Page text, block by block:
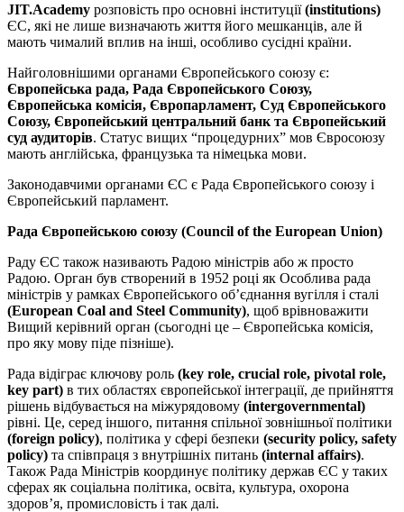
JIT.Academy розповість про основні інституції(institutions)
ЄС, які не лише визначають життя його мешканців, але й
мають чималий вплив на інші, особливо сусідні країни.
Найголовнішими органами Європейського союзу є:
Європейська рада, Рада Європейського Союзу,
Європейська комісія, Європарламент, Суд Європейського
Союзу, Європейський центральний банк та Європейський
суд аудиторів. Статус вищих “процедурних” мов Євросоюзу
мають англійська, французька та німецька мови.
Законодавчими органами ЄС є Рада Європейського союзу і
Європейський парламент.
Рада Європейською союзу (Council of the European Union)
Раду ЄС також називають Радою міністрів або ж просто
Радою. Орган був створений в 1952 році як Особлива рада
міністрів у рамках Європейського об’єднання вугілля і сталі
(European Coal and Steel Community), щоб врівноважити
Вищий керівний орган (сьогодні це – Європейська комісія,
про яку мову піде пізніше).
Рада відіграє ключову роль (key role, crucial role, pivotal role,
key part) в тих областях європейської інтеграції, де прийняття
рішень відбувається на міжурядовому (intergovernmental)
рівні. Це, серед іншого, питання спільної зовнішньої політики
(foreign policy), політика у сфері безпеки (security policy, safety
policy) та співпраця з внутрішніх питань (internal affairs).
Також Рада Міністрів координує політику держав ЄС у таких
сферах як соціальна політика, освіта, культура, охорона
здоров’я, промисловість і так далі.